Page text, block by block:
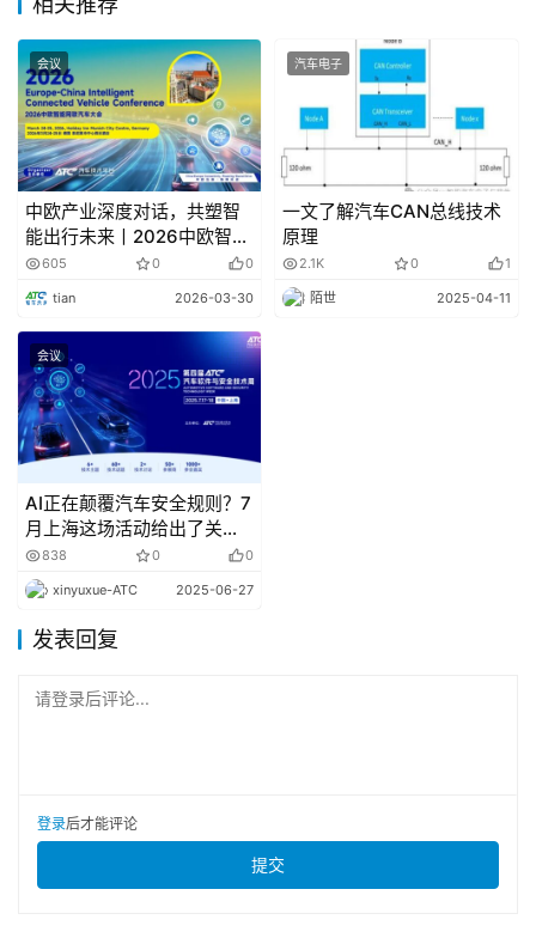
也容易积累误差。
四、传感器融合的趋势
随着技术的不断发展，陀螺仪传感器和加速度传感器的
数据经常与其他传感器的数据（如磁力计）进行融合，以提
高姿态、运动状态的精确性。这种传感器融合技术可以克服
各种传感器单独存在的局限性，提供更准确的信息，广泛应
用于导航、虚拟现实、运动跟踪等领域。
总的来说，陀螺仪传感器和加速度传感器在原理、工作
方式、应用领域、精度和误差等方面存在明显的差异。它们
在现代科技中发挥着不可替代的作用，为各个领域的设备和
系统提供了重要的动态信息。随着技术的不断进步，传感器
融合技术将进一步推动陀螺仪传感器和加速度传感器在更广
泛领域的应用，为人类创造更多的可能性。
会议
中欧产业深度对话，共塑智
能出行未来丨2026中欧智能
网联汽车大会圆满落幕！
605 0 0
tian 2026-03-30
汽车电子
一文了解汽车CAN总线技术
原理
2.1K 0 1
陌世 2025-04-11
会议
AI正在颠覆汽车安全规则？7
月上海这场活动给出了关键
答案
838 0 0
xinyuxue-ATC 2025-06-27
发表回复
请登录后评论...
登录后才能评论
提交